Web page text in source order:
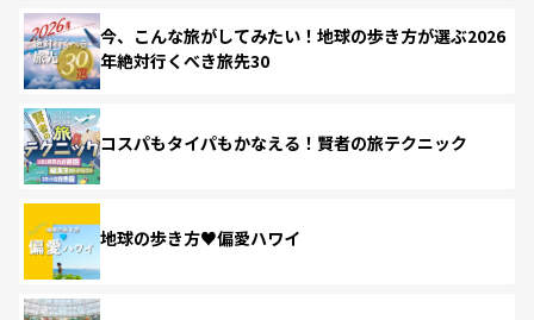
今、こんな旅がしてみたい！地球の歩き方が選ぶ2026
年絶対行くべき旅先30
コスパもタイパもかなえる！賢者の旅テクニック
地球の歩き方♥偏愛ハワイ